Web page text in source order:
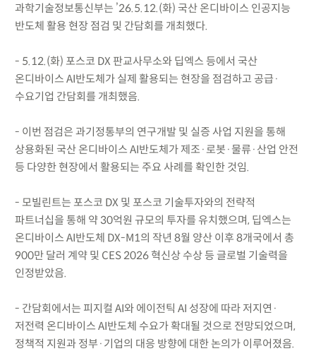
과학기술정보통신부는 ’26.5.12.(화) 국산 온디바이스 인공지능
반도체 활용 현장 점검 및 간담회를 개최했다.
- 5.12.(화) 포스코 DX 판교사무소와 딥엑스 등에서 국산
온디바이스 AI반도체가 실제 활용되는 현장을 점검하고 공급·
수요기업 간담회를 개최했음.
- 이번 점검은 과기정통부의 연구개발 및 실증 사업 지원을 통해
상용화된 국산 온디바이스 AI반도체가 제조·로봇·물류·산업 안전
등 다양한 현장에서 활용되는 주요 사례를 확인한 것임.
- 모빌린트는 포스코 DX 및 포스코 기술투자와의 전략적
파트너십을 통해 약 30억원 규모의 투자를 유치했으며, 딥엑스는
온디바이스 AI반도체 DX-M1의 작년 8월 양산 이후 8개국에서 총
900만 달러 계약 및 CES 2026 혁신상 수상 등 글로벌 기술력을
인정받았음.
- 간담회에서는 피지컬 AI와 에이전틱 AI 성장에 따라 저지연·
저전력 온디바이스 AI반도체 수요가 확대될 것으로 전망되었으며,
정책적 지원과 정부·기업의 대응 방향에 대한 논의가 이루어졌음.